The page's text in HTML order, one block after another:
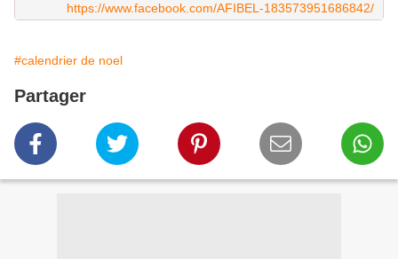
https://www.facebook.com/AFIBEL-183573951686842/
#calendrier de noel
Partager